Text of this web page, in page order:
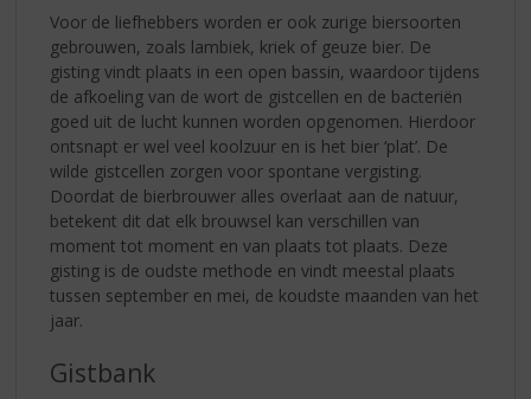
Voor de liefhebbers worden er ook zurige biersoorten
gebrouwen, zoals lambiek, kriek of geuze bier. De
gisting vindt plaats in een open bassin, waardoor tijdens
de afkoeling van de wort de gistcellen en de bacteriën
goed uit de lucht kunnen worden opgenomen. Hierdoor
ontsnapt er wel veel koolzuur en is het bier ‘plat’. De
wilde gistcellen zorgen voor spontane vergisting.
Doordat de bierbrouwer alles overlaat aan de natuur,
betekent dit dat elk brouwsel kan verschillen van
moment tot moment en van plaats tot plaats. Deze
gisting is de oudste methode en vindt meestal plaats
tussen september en mei, de koudste maanden van het
jaar.
Gistbank